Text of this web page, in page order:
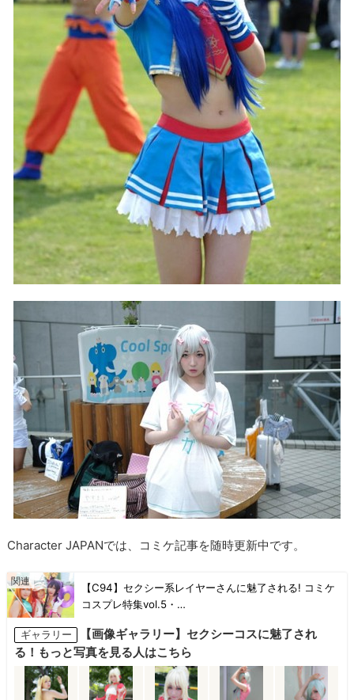
Character JAPANでは、コミケ記事を随時更新中です。
【C94】セクシー系レイヤーさんに魅了される! コミケ
コスプレ特集vol.5・…
ギャラリー
【画像ギャラリー】セクシーコスに魅了され
る！もっと写真を見る人はこちら